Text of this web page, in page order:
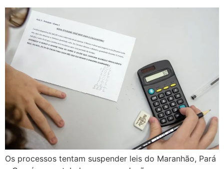
Os processos tentam suspender leis do Maranhão, Pará